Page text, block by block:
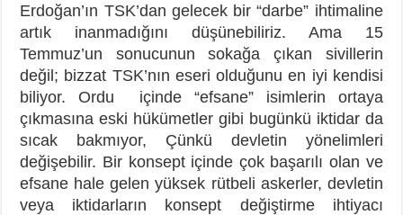
Erdoğan’ın TSK’dan gelecek bir “darbe” ihtimaline
artık inanmadığını düşünebiliriz. Ama 15
Temmuz’un sonucunun sokağa çıkan sivillerin
değil; bizzat TSK’nın eseri olduğunu en iyi kendisi
biliyor. Ordu içinde “efsane” isimlerin ortaya
çıkmasına eski hükümetler gibi bugünkü iktidar da
sıcak bakmıyor, Çünkü devletin yönelimleri
değişebilir. Bir konsept içinde çok başarılı olan ve
efsane hale gelen yüksek rütbeli askerler, devletin
veya iktidarların konsept değiştirme ihtiyacı